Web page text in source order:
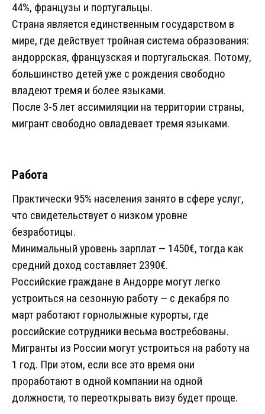
44%, французы и португальцы.
Страна является единственным государством в
мире, где действует тройная система образования:
андоррская, французская и португальская. Потому,
большинство детей уже с рождения свободно
владеют тремя и более языками.
После 3-5 лет ассимиляции на территории страны,
мигрант свободно овладевает тремя языками.
Работа
Практически 95% населения занято в сфере услуг,
что свидетельствует о низком уровне
безработицы.
Минимальный уровень зарплат — 1450€, тогда как
средний доход составляет 2390€.
Российские граждане в Андорре могут легко
устроиться на сезонную работу — с декабря по
март работают горнолыжные курорты, где
российские сотрудники весьма востребованы.
Мигранты из России могут устроиться на работу на
1 год. При этом, если все это время они
проработают в одной компании на одной
должности, то переоткрывать визу будет проще.